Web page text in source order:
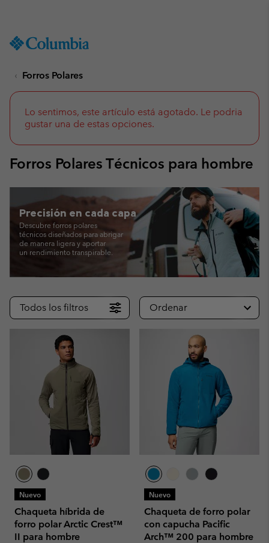
TO
SKIP
NAV
SKIP
TO
SEARCH
Forros Polares
Lo sentimos, este artículo está agotado. Le podria
gustar una de estas opciones.
Forros Polares Técnicos para hombre
Precisión en cada capa
Descubre forros polares
técnicos diseñados para abrigar
de manera ligera y aportar
un rendimiento transpirable.
Todos los filtros Ordenar
Nuevo
Chaqueta híbrida de
forro polar Arctic Crest™
II para hombre
Nuevo
Chaqueta de forro polar
con capucha Pacific
Arch™ 200 para hombre